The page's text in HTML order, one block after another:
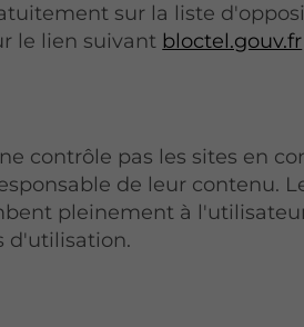
sur la liste
le lien suivant bloctel.gouv.fr
ne contrôle pas les sites en
de leur contenu.
pleinement à
d'utilisation.